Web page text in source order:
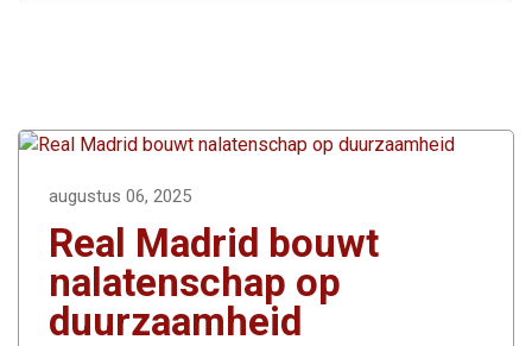
augustus 06, 2025
Real Madrid bouwt
nalatenschap op
duurzaamheid